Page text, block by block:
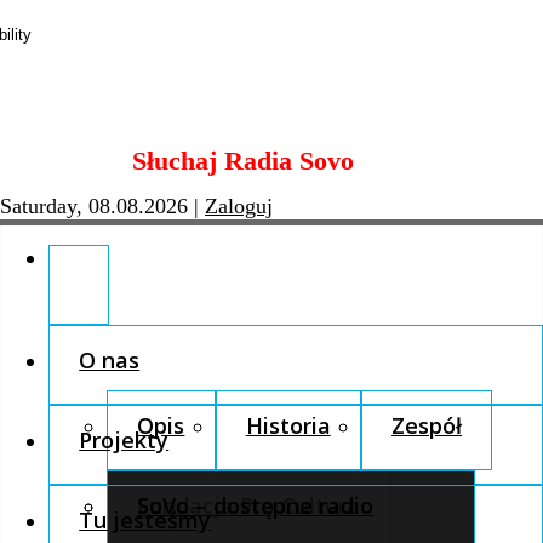
content
Słuchaj Radia Sovo
Saturday, 08.08.2026 | Zaloguj
O nas
Opis Historia Zespół
Fundacja Pro Cultura
Projekty
SoVo – dostępne radio
Tu jesteśmy